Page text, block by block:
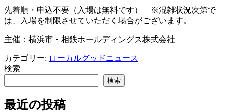
先着順・申込不要（入場は無料です） ※混雑状況次第で
は、入場を制限させていただく場合がございます。
主催：横浜市・相鉄ホールディングス株式会社
カテゴリー: ローカルグッドニュース
検索
検索
最近の投稿